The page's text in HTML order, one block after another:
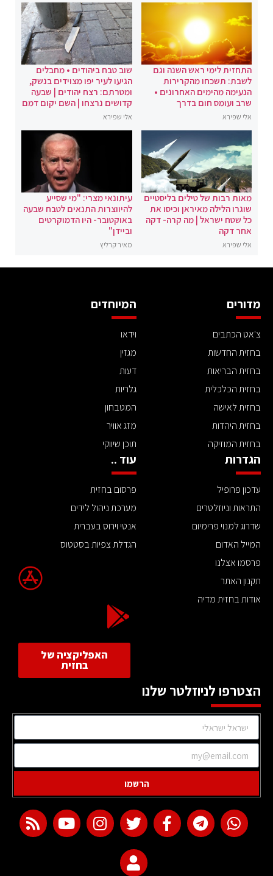
התחזית לימי ראש השנה וגם
לשבת: תשכחו מהקרירות
הנעימה מהימים האחרונים •
שרב ועומס חום בדרך
אלי שפירא
שוב טבח ביהודים • מחבלים
הגיעו לעיר יפו מצוידים בנשק,
ומטרתם: רצח יהודים | שבעה
קדושים נרצחו | השם יקום דמם
אלי שפירא
מאות רבות של טילים בליסטיים
שוגרו הלילה מאיראן וכיסו את
כל שטח ישראל | מה קרה- דקה
אחר דקה
אלי שפירא
עיתונאי מצרי: "מי שסייע
להיווצרות התנאים לטבח שבעה
באוקטובר- היו הדמוקרטים
וביידן"
מאיר קרליץ
מדורים
צ'אט הכתבים
בחזית החדשות
בחזית הבריאות
בחזית הכלכלית
בחזית לאישה
בחזית היהדות
בחזית המוזיקה
המיוחדים
וידאו
מגזין
דעות
גלריות
המטבחון
מזג אוויר
תוכן שיווקי
הגדרות
עדכון פרופיל
התראות וניוזלטרים
שדרוג למנוי פרימיום
המייל האדום
פרסמו אצלנו
תקנון האתר
אודות בחזית מדיה
עוד ..
פרסום בחזית
מערכת ניהול לידים
אנטי וירוס בעברית
הגדלת צפיות בסטטוס
האפליקציה של
בחזית
הצטרפו לניוזלטר שלנו
הרשמו